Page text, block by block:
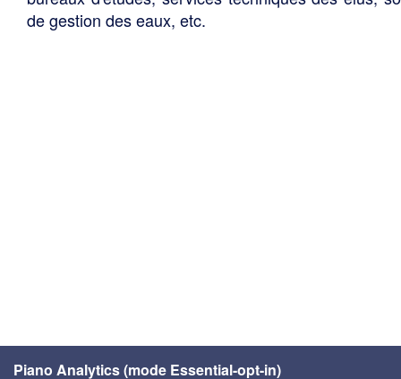
de gestion des eaux, etc.
Piano Analytics (mode Essential-opt-in)